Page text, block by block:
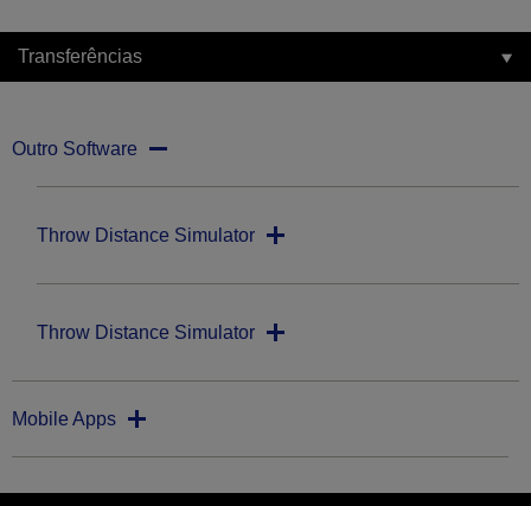
Transferências
Outro Software
Throw Distance Simulator
Throw Distance Simulator
Mobile Apps